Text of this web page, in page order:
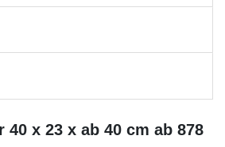
40 x 23 x ab 40 cm ab 878